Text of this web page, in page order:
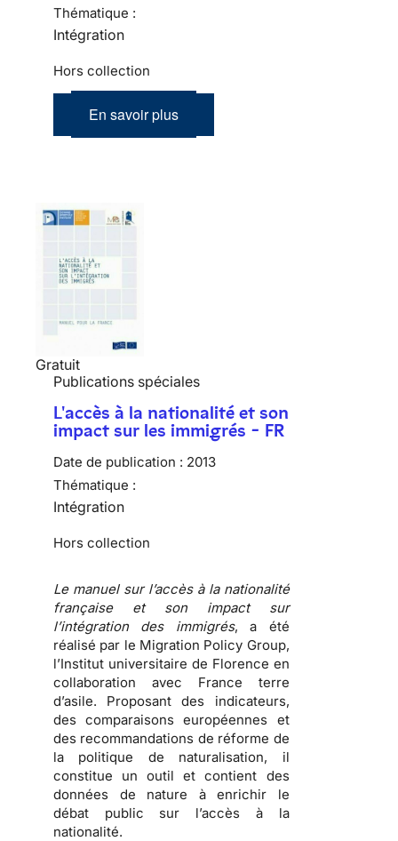
Thématique :
Intégration
Hors collection
En savoir plus
Gratuit
Publications spéciales
L'accès à la nationalité et son
impact sur les immigrés - FR
Date de publication : 2013
Thématique :
Intégration
Hors collection
Le manuel sur l’accès à la nationalité
française et son impact sur
l’intégration des immigrés, a été
réalisé par le Migration Policy Group,
l’Institut universitaire de Florence en
collaboration avec France terre
d’asile. Proposant des indicateurs,
des comparaisons européennes et
des recommandations de réforme de
la politique de naturalisation, il
constitue un outil et contient des
données de nature à enrichir le
débat public sur l’accès à la
nationalité.